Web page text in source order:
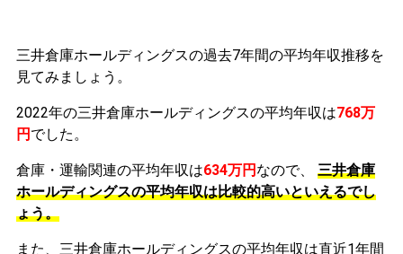
三井倉庫ホールディングスの過去7年間の平均年収推移を
見てみましょう。
2022年の三井倉庫ホールディングスの平均年収は768万
円 でした。
倉庫・運輸関連の平均年収は634万円 なので、
三井倉庫
ホールディングスの平均年収は比較的高いといえるでし
ょう。
また、三井倉庫ホールディングスの平均年収は直近1年間